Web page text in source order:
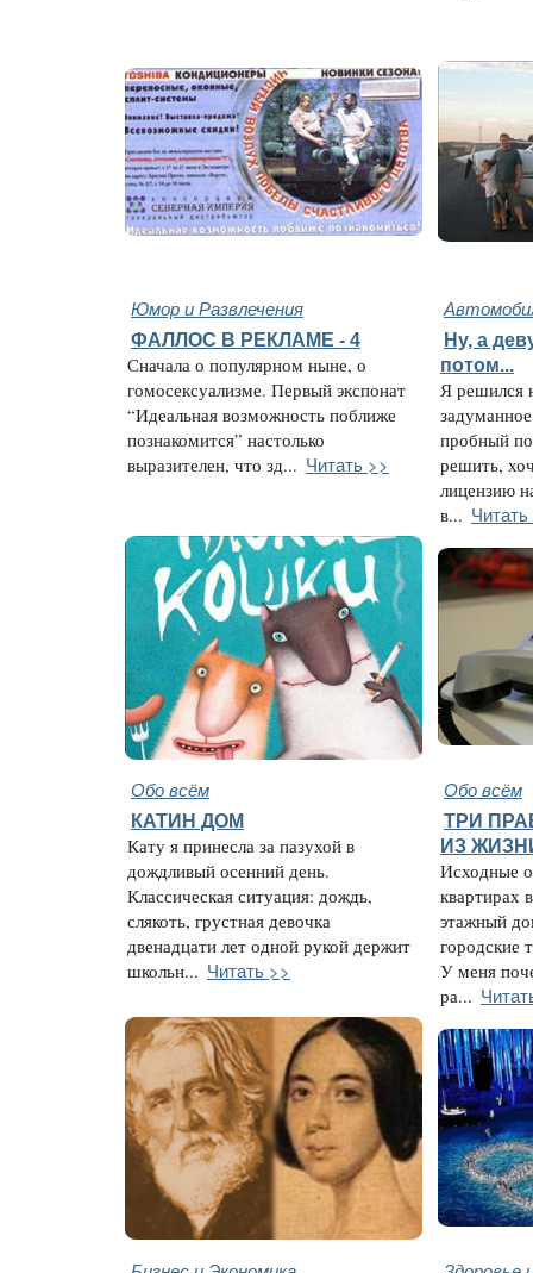
Юмор и Развлечения
ФАЛЛОС В РЕКЛАМЕ - 4
Сначала о популярном ныне, о
гомосексуализме. Первый экспонат
“Идеальная возможность поближе
познакомится” настолько
выразителен, что зд... Читать >>
Ну, а
потом...
Я решился
пробный
решить,
лицензию
в...
Обо всём Обо всём
КАТИН ДОМ
Кату я принесла за пазухой в
дождливый осенний день.
Классическая ситуация: дождь,
слякоть, грустная девочка
двенадцати лет одной рукой держит
школьн... Читать >>
ТРИ
ИЗ
Исходные
квартирах
этажный
городские
У меня
ра...